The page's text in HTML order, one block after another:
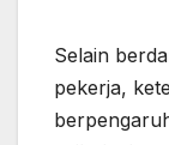
Selain
pekerja,